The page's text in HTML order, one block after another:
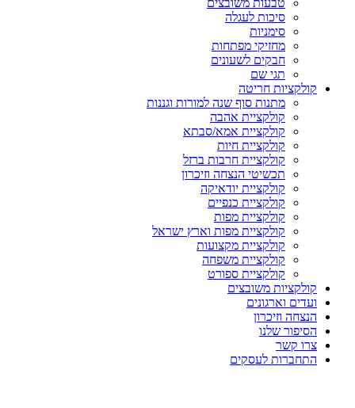
סיכות לעגלה
סימניות
מחזיקי מפתחות
חבקים לשעונים
תגי שם
קולקציות חריטה
מתנות סוף שנה למורות וגננות
קולקציית אהבה
קולקציית אמא/סבתא
קולקציית חיות
קולקציית חרבות ברזל
תכשיטי הנצחה וזיכרון
קולקציית יודאיקה
קולקציית כנפיים
קולקציית מפות
קולקציית מפות וארץ ישראל
קולקציית מקצועות
קולקציית משפחה
קולקציית ספורט
קולקציות משובצים
ועדים וארגונים
הנצחה וזיכרון
הסיפור שלנו
צרו קשר
התחברות לעסקים